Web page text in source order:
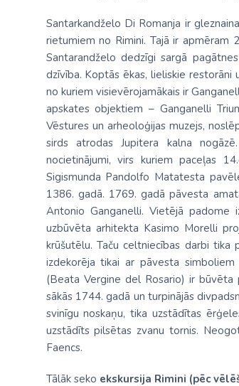
Santarkandželo Di Romanja ir
rietumiem no Rimini. Tajā ir apmēram
Santarandželo dedzīgi sargā
dzīvība. Koptās ēkas, lieliskie restorāni
no kuriem visievērojamākais ir
apskates objektiem – Ganganelli
Vēstures un arheoloģijas muzejs,
sirds atrodas Jupitera kalna
nocietinājumi, virs kuriem paceļas
Sigismunda Pandolfo Matatesta
1386. gadā. 1769. gadā pāvesta
Antonio Ganganelli. Vietējā padome
uzbūvēta arhitekta Kasimo Morelli
krūšutēlu. Taču celtniecības darbi
izdekorēja tikai ar pāvesta simboliem
(Beata Vergine del Rosario) ir būvēta
sākās 1744. gadā un turpinājās
svinīgu noskaņu, tika uzstādītas
uzstādīts pilsētas zvanu tornis.
Faencs.
Tālāk seko ekskursija Rimini (pēc